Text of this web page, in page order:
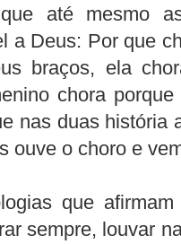
até mesmo
a Deus: Por que
braços, ela
chora
nas duas história
ouve o choro e
que
sempre, louvar